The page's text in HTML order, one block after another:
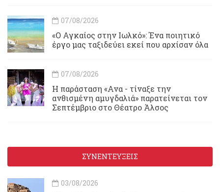
07/08/2026
«Ο Αγκαίος στην Ιωλκό»: Ένα ποιητικό
έργο μας ταξιδεύει εκεί που αρχίσαν όλα
07/08/2026
Η παράσταση «Ανα - τίναξε την
ανθισμένη αμυγδαλιά» παρατείνεται τον
Σεπτέμβριο στο Θέατρο Άλσος
ΣΥΝΕΝΤΕΥΞΕΙΣ
03/08/2026